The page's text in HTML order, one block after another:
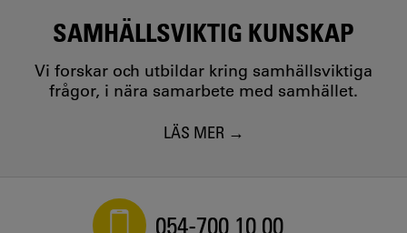
SAMHÄLLSVIKTIG KUNSKAP
Vi forskar och utbildar kring samhällsviktiga
frågor, i nära samarbete med samhället.
LÄS MER
054-700 10 00